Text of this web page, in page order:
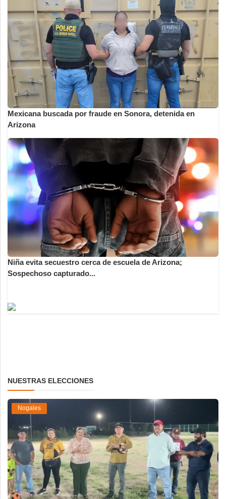
Mexicana buscada por fraude en Sonora, detenida en
Arizona
Niña evita secuestro cerca de escuela de Arizona;
Sospechoso capturado...
NUESTRAS ELECCIONES
Nogales